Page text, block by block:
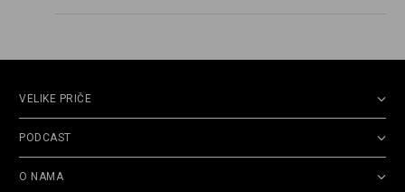
VELIKE PRIČE
PODCAST
O NAMA